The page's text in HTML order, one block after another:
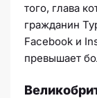
того, глава
гражданин
Facebook и
превышает